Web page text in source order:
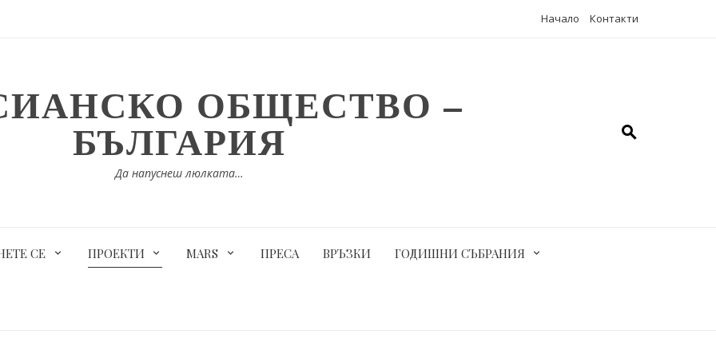
Начало Контакти
ОБЩЕСТВО –
БЪЛГАРИЯ
Да напуснеш люлката…
СЕ ПРОЕКТИ MARS ПРЕСА ВРЪЗКИ ГОДИШНИ СЪБРАНИЯ